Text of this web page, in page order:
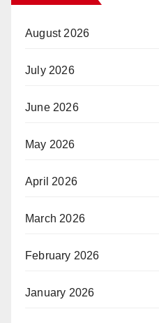
August 2026
July 2026
June 2026
May 2026
April 2026
March 2026
February 2026
January 2026